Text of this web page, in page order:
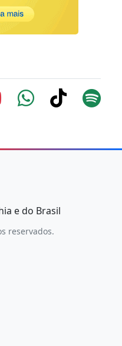
e do Brasil
reservados.